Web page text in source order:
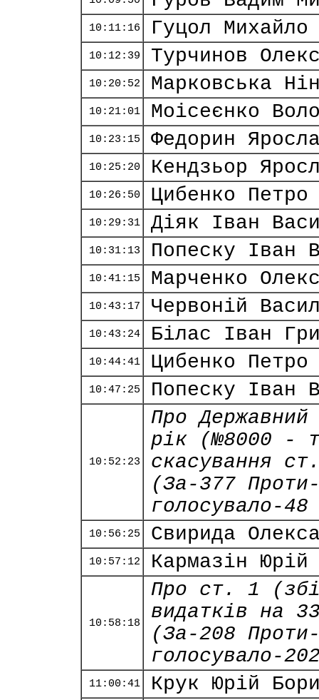
10:11:16 Гуцол Михайло
10:12:39 Турчинов
10:20:52 Марковська
10:21:01 Моісеєнко
10:23:15 Федорин
10:25:20 Кендзьор
10:26:50 Цибенко Петро
10:29:31 Діяк Іван
10:31:13 Попеску Іван
10:41:15 Марченко
10:43:17 Червоній
10:43:24 Білас Іван
10:44:41 Цибенко Петро
10:47:25 Попеску Іван
10:52:23
Про
рік (№8000 -
скасування
(За-377
голосувало-
10:56:25 Свирида
10:57:12 Кармазін Юрій
10:58:18
Про ст. 1
видатків на
(За-208
голосувало-
11:00:41 Крук Юрій